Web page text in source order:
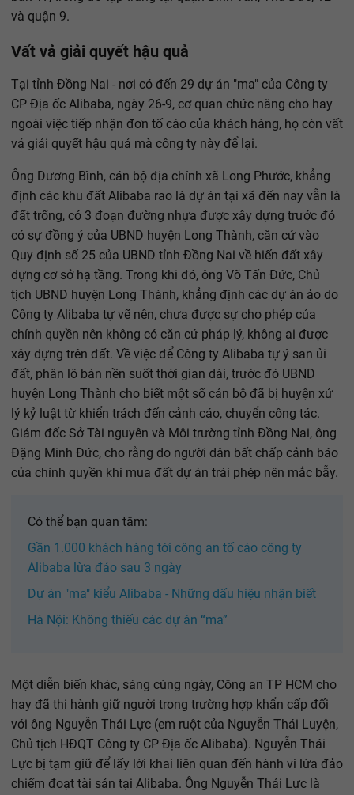
và quận 9.
Vất vả giải quyết hậu quả
Tại tỉnh Đồng Nai - nơi có đến 29 dự án "ma" của Công ty
CP Địa ốc Alibaba, ngày 26-9, cơ quan chức năng cho hay
ngoài việc tiếp nhận đơn tố cáo của khách hàng, họ còn vất
vả giải quyết hậu quả mà công ty này để lại.
Ông Dương Bình, cán bộ địa chính xã Long Phước, khẳng
định các khu đất Alibaba rao là dự án tại xã đến nay vẫn là
đất trống, có 3 đoạn đường nhựa được xây dựng trước đó
có sự đồng ý của UBND huyện Long Thành, căn cứ vào
Quy định số 25 của UBND tỉnh Đồng Nai về hiến đất xây
dựng cơ sở hạ tầng. Trong khi đó, ông Võ Tấn Đức, Chủ
tịch UBND huyện Long Thành, khẳng định các dự án ảo do
Công ty Alibaba tự vẽ nên, chưa được sự cho phép của
chính quyền nên không có căn cứ pháp lý, không ai được
xây dựng trên đất. Về việc để Công ty Alibaba tự ý san ủi
đất, phân lô bán nền suốt thời gian dài, trước đó UBND
huyện Long Thành cho biết một số cán bộ đã bị huyện xử
lý kỷ luật từ khiển trách đến cảnh cáo, chuyển công tác.
Giám đốc Sở Tài nguyên và Môi trường tỉnh Đồng Nai, ông
Đặng Minh Đức, cho rằng do người dân bất chấp cảnh báo
của chính quyền khi mua đất dự án trái phép nên mắc bẫy.
Có thể bạn quan tâm:
Gần 1.000 khách hàng tới công an tố cáo công ty
Alibaba lừa đảo sau 3 ngày
Dự án "ma" kiểu Alibaba - Những dấu hiệu nhận biết
Hà Nội: Không thiếu các dự án “ma”
Một diễn biến khác, sáng cùng ngày, Công an TP HCM cho
hay đã thi hành giữ người trong trường hợp khẩn cấp đối
với ông Nguyễn Thái Lực (em ruột của Nguyễn Thái Luyện,
Chủ tịch HĐQT Công ty CP Địa ốc Alibaba). Nguyễn Thái
Lực bị tạm giữ để lấy lời khai liên quan đến hành vi lừa đảo
chiếm đoạt tài sản tại Alibaba. Ông Nguyễn Thái Lực là